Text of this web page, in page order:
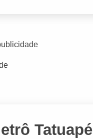
Tatuapé